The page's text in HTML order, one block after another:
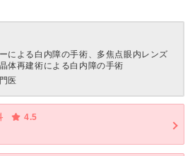
による白内障の手術、多焦点眼内レンズ
体再建術による白内障の手術
医
4.5